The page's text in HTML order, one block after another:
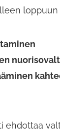
ehdottaa